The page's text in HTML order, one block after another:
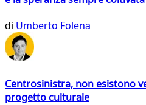
di Umberto Folena
Centrosinistra, non esistono
progetto culturale